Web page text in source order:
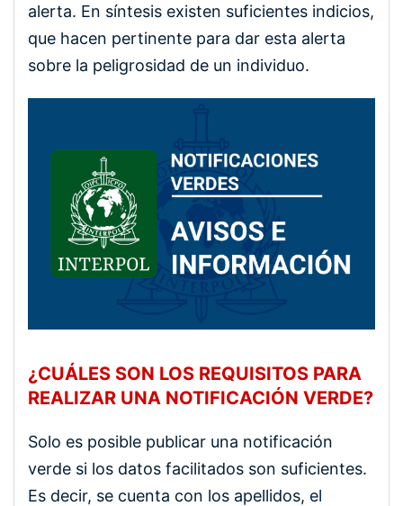
alerta. En síntesis existen suficientes indicios,
que hacen pertinente para dar esta alerta
sobre la peligrosidad de un individuo.
¿CUÁLES SON LOS REQUISITOS PARA
REALIZAR UNA NOTIFICACIÓN VERDE?
Solo es posible publicar una notificación
verde si los datos facilitados son suficientes.
Es decir, se cuenta con los apellidos, el